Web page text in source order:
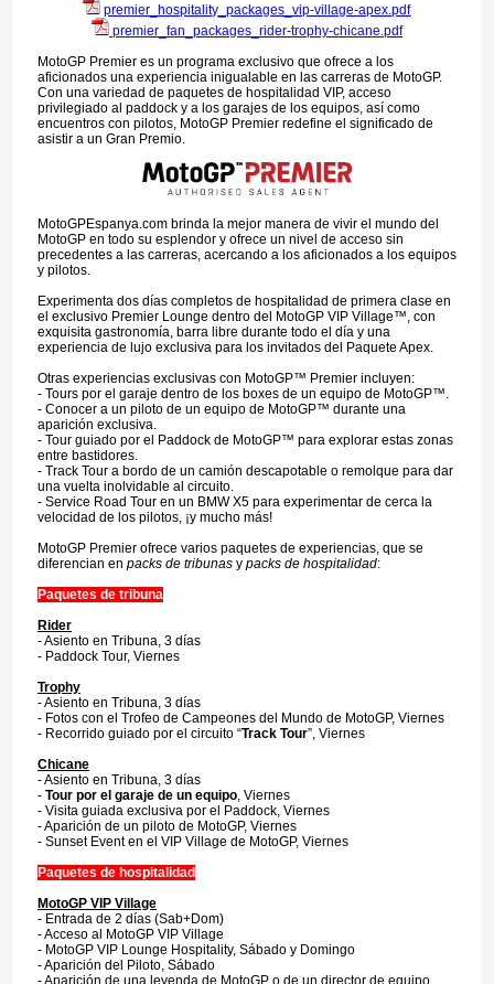
premier_hospitality_packages_vip-village-apex.pdf
premier_fan_packages_rider-trophy-chicane.pdf
MotoGP Premier es un programa exclusivo que ofrece a los
aficionados una experiencia inigualable en las carreras de MotoGP.
Con una variedad de paquetes de hospitalidad VIP, acceso
privilegiado al paddock y a los garajes de los equipos, así como
encuentros con pilotos, MotoGP Premier redefine el significado de
asistir a un Gran Premio.
MotoGPEspanya.com brinda la mejor manera de vivir el mundo del
MotoGP en todo su esplendor y ofrece un nivel de acceso sin
precedentes a las carreras, acercando a los aficionados a los equipos
y pilotos.
Experimenta dos días completos de hospitalidad de primera clase en
el exclusivo Premier Lounge dentro del MotoGP VIP Village™, con
exquisita gastronomía, barra libre durante todo el día y una
experiencia de lujo exclusiva para los invitados del Paquete Apex.
Otras experiencias exclusivas con MotoGP™ Premier incluyen:
- Tours por el garaje dentro de los boxes de un equipo de MotoGP™.
- Conocer a un piloto de un equipo de MotoGP™ durante una
aparición exclusiva.
- Tour guiado por el Paddock de MotoGP™ para explorar estas zonas
entre bastidores.
- Track Tour a bordo de un camión descapotable o remolque para dar
una vuelta inolvidable al circuito.
- Service Road Tour en un BMW X5 para experimentar de cerca la
velocidad de los pilotos, ¡y mucho más!
MotoGP Premier ofrece varios paquetes de experiencias, que se
diferencian en packs de tribunasy packs de hospitalidad:
Paquetes de tribuna
Rider
- Asiento en Tribuna, 3 días
- Paddock Tour, Viernes
Trophy
- Asiento en Tribuna, 3 días
- Fotos con el Trofeo de Campeones del Mundo de MotoGP, Viernes
- Recorrido guiado por el circuito “Track Tour”, Viernes
Chicane
- Asiento en Tribuna, 3 días
- Tour por el garaje de un equipo, Viernes
- Visita guiada exclusiva por el Paddock, Viernes
- Aparición de un piloto de MotoGP, Viernes
- Sunset Event en el VIP Village de MotoGP, Viernes
Paquetes de hospitalidad
MotoGP VIP Village
- Entrada de 2 días (Sab+Dom)
- Acceso al MotoGP VIP Village
- MotoGP VIP Lounge Hospitality, Sábado y Domingo
- Aparición del Piloto, Sábado